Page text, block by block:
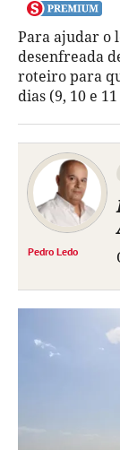
Para ajudar o
desenfreada
roteiro para
dias (9, 10 e
Pedro Ledo